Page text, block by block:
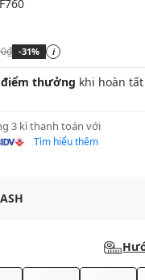
-31% i
thưởng khi hoàn
3 kì thanh toán với
Tìm hiểu thêm
ASH